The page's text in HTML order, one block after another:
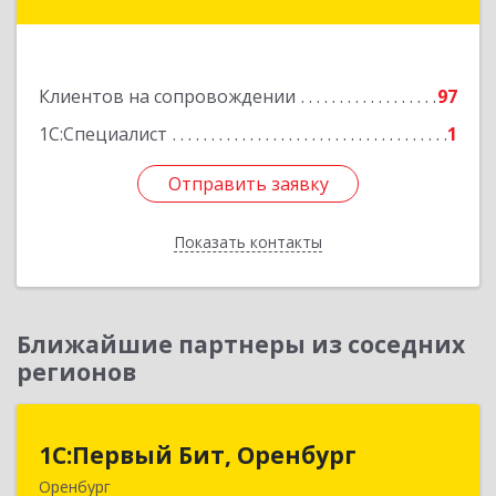
Клиентов на сопровождении
97
1С:Специалист
1
Отправить заявку
Показать контакты
Отправить заявку
Назад
Ближайшие партнеры из соседних
регионов
1С:Первый Бит, Оренбург
Оренбург
1С:Первый Бит, Оренбург
460044, Оренбургская обл, Оренбург, Березка